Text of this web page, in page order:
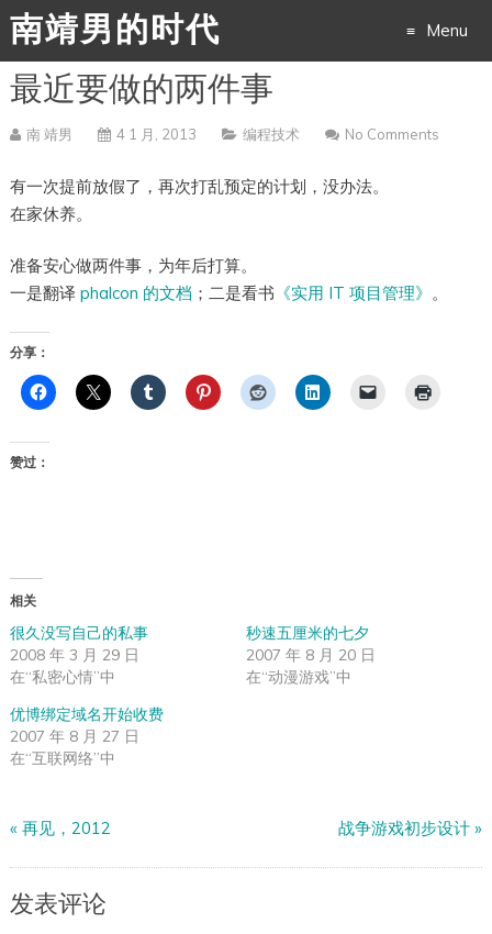
南靖男的时代 Menu
to
最近要做的两件事
南 靖男 4 1 月, 2013 编程技术 No Comments
有一次提前放假了，再次打乱预定的计划，没办法。
在家休养。
准备安心做两件事，为年后打算。
一是翻译 phalcon 的文档 ；二是看书 《实用 IT 项目管理》 。
分享：
赞过：
相关
很久没写自己的私事
2008 年 3 月 29 日
在“私密心情”中
秒速五厘米的七夕
2007 年 8 月 20 日
在“动漫游戏”中
优博绑定域名开始收费
2007 年 8 月 27 日
在“互联网络”中
« 再见，2012 战争游戏初步设计 »
发表评论